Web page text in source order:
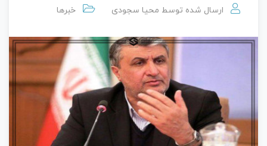
ارسال شده توسط محیا سجودی خبرها